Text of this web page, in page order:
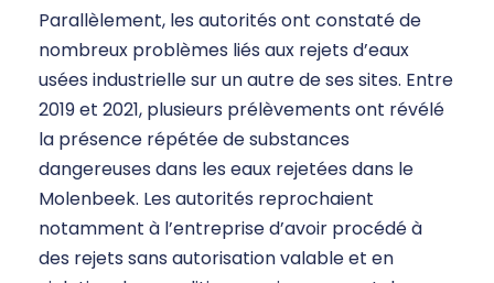
Parallèlement, les autorités ont constaté de
nombreux problèmes liés aux rejets d’eaux
usées industrielle sur un autre de ses sites. Entre
2019 et 2021, plusieurs prélèvements ont révélé
la présence répétée de substances
dangereuses dans les eaux rejetées dans le
Molenbeek. Les autorités reprochaient
notamment à l’entreprise d’avoir procédé à
des rejets sans autorisation valable et en